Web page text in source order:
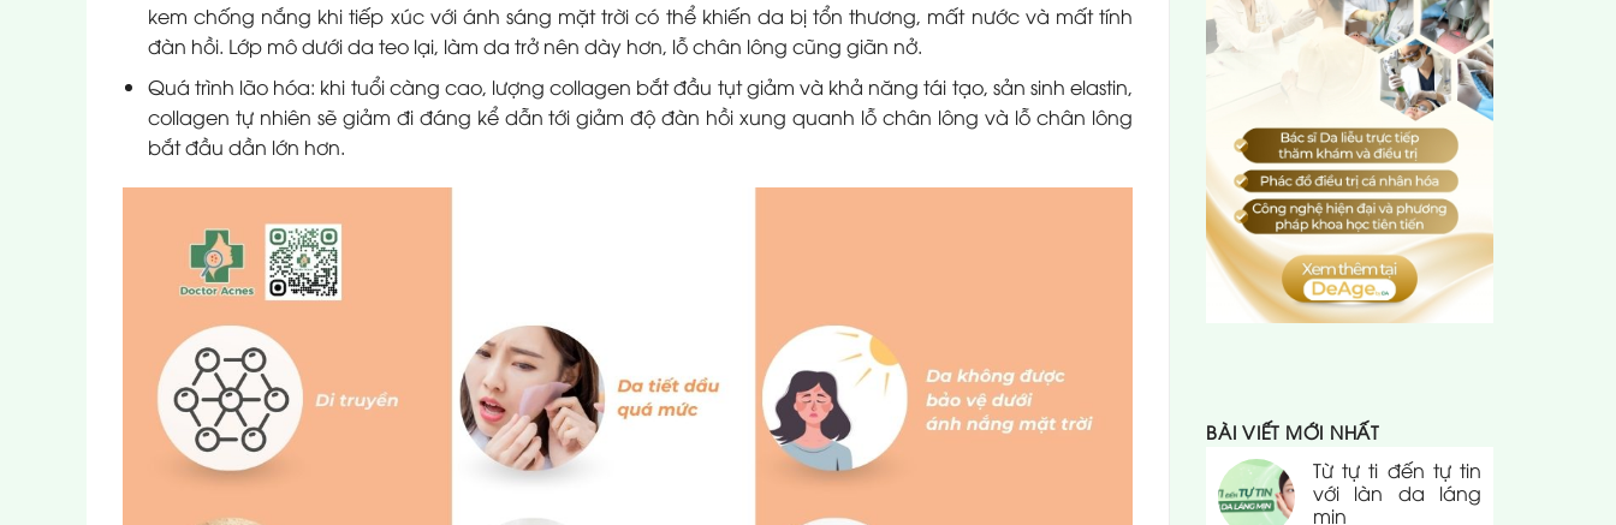
kem chống nắng khi tiếp xúc với ánh sáng mặt trời có thể khiến da bị tổn thương, mất nước và mất tính
đàn hồi. Lớp mô dưới da teo lại, làm da trở nên dày hơn, lỗ chân lông cũng giãn nở.
Quá trình lão hóa: khi tuổi càng cao, lượng collagen bắt đầu tụt giảm và khả năng tái tạo, sản sinh elastin,
collagen tự nhiên sẽ giảm đi đáng kể dẫn tới giảm độ đàn hồi xung quanh lỗ chân lông và lỗ chân lông
bắt đầu dần lớn hơn.
BÀI VIẾT MỚI NHẤT
Từ tự ti đến tự tin
với làn da láng
mịn